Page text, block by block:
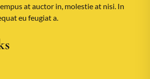
at auctor in, molestie at nisi. In
eu feugiat a.